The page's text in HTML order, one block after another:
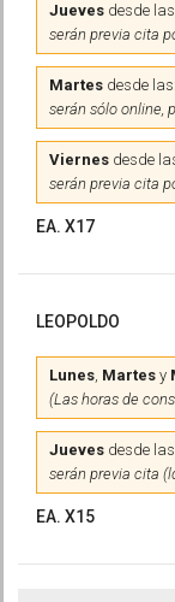
Jueves desde
serán previa cita
Martes desde las:
serán sólo online,
Viernes desde
serán previa cita
EA. X17
LEOPOLDO
Lunes, Martes y
(Las horas de
Jueves desde
serán previa cita
EA. X15